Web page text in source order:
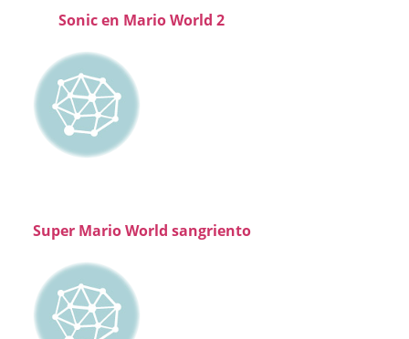
Sonic en Mario World 2
Super Mario World sangriento